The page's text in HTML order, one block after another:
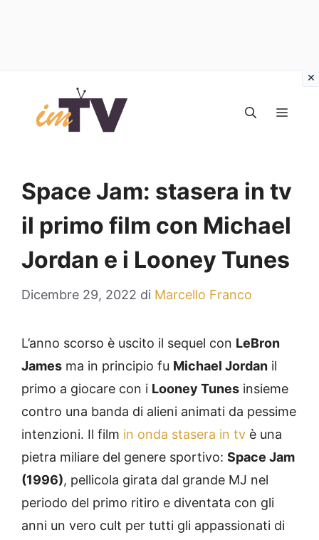
contenuto
Space Jam: stasera in tv
il primo film con Michael
Jordan e i Looney Tunes
Dicembre 29, 2022 di Marcello Franco
L’anno scorso è uscito il sequel con LeBron
James ma in principio fu Michael Jordan il
primo a giocare con i Looney Tunes insieme
contro una banda di alieni animati da pessime
intenzioni. Il film in onda stasera in tv è una
pietra miliare del genere sportivo: Space Jam
(1996), pellicola girata dal grande MJ nel
periodo del primo ritiro e diventata con gli
anni un vero cult per tutti gli appassionati di